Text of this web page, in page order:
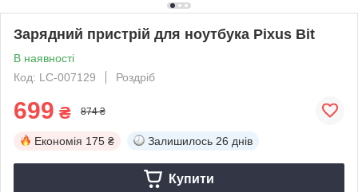
Зарядний пристрій для ноутбука Pixus Bit
В наявності
Код: LC-007129
Роздріб
699 ₴ 874 ₴
Економія 175 ₴ Залишилось 26 днів
Купити